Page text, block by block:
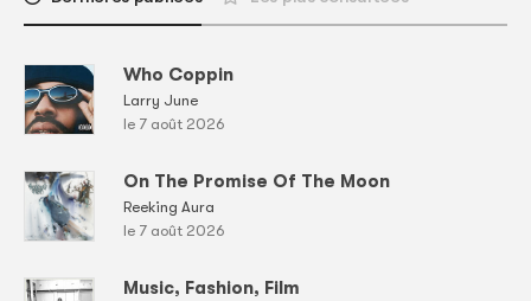
Who Coppin
Larry June
le 7 août 2026
On The Promise Of The Moon
Reeking Aura
le 7 août 2026
Music, Fashion, Film